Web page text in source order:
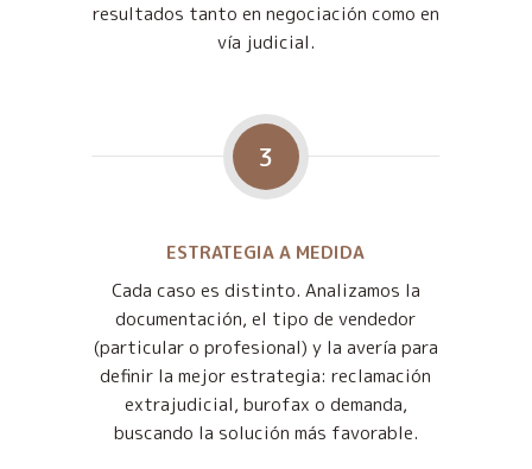
resultados tanto en negociación como en
vía judicial.
3
ESTRATEGIA A MEDIDA
Cada caso es distinto. Analizamos la
documentación, el tipo de vendedor
(particular o profesional) y la avería para
definir la mejor estrategia: reclamación
extrajudicial, burofax o demanda,
buscando la solución más favorable.